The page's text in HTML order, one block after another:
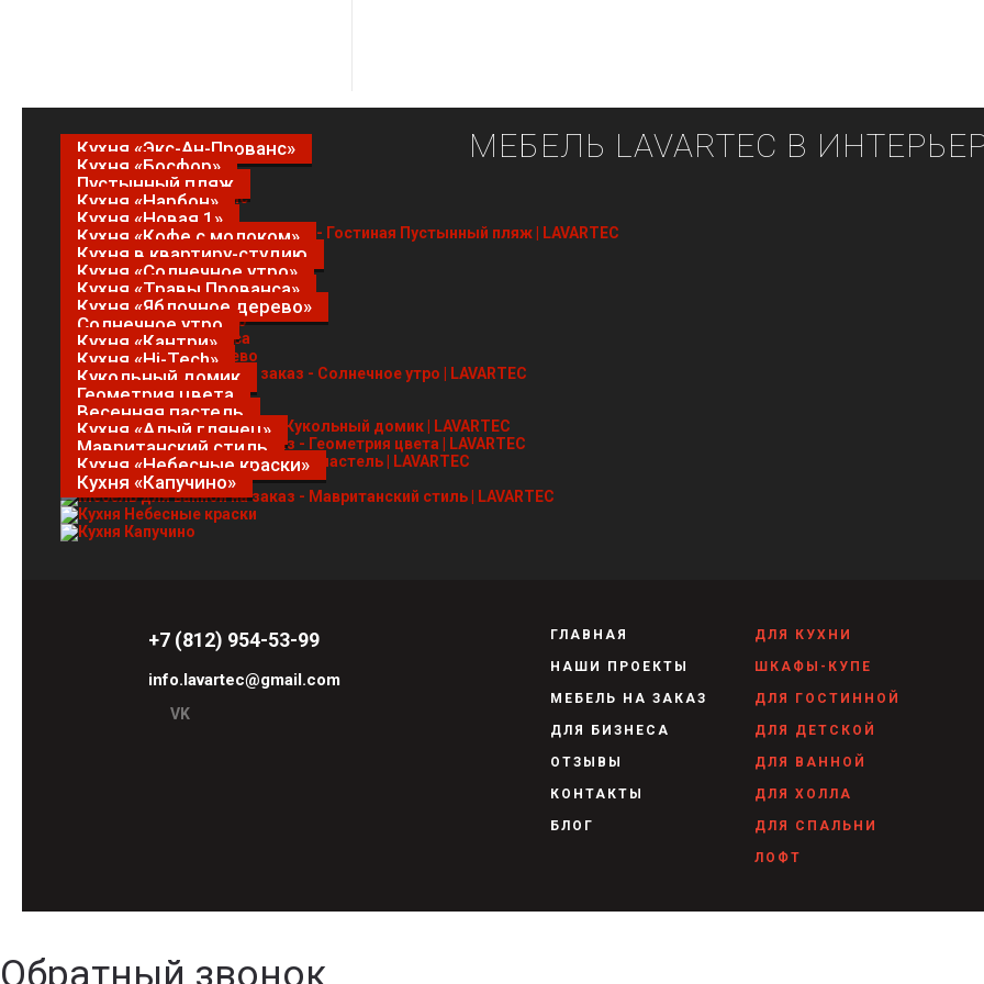
МЕБЕЛЬ LAVARTEC В
Кухня «Экс-Ан-Прованс»
Кухня «Босфор»
Пустынный пляж
Кухня «Нарбон»
Кухня «Новая 1»
Кухня «Кофе с молоком»
Кухня в квартиру-студию
Кухня «Солнечное утро»
Кухня «Травы Прованса»
Кухня «Яблочное дерево»
Солнечное утро
Кухня «Кантри»
Кухня «Hi-Tech»
Кукольный домик
Геометрия цвета
Весенняя пастель
Кухня «Алый глянец»
Мавританский стиль
Кухня «Небесные краски»
Кухня «Капучино»
+7 (812) 954-53-99
info.lavartec@gmail.com
VK
ГЛАВНАЯ
НАШИ ПРОЕКТЫ
МЕБЕЛЬ НА ЗАКАЗ
ДЛЯ БИЗНЕСА
ОТЗЫВЫ
КОНТАКТЫ
БЛОГ
ДЛЯ КУХНИ
ШКАФЫ-КУПЕ
ДЛЯ ГОСТИННОЙ
ДЛЯ ДЕТСКОЙ
ДЛЯ ВАННОЙ
ДЛЯ ХОЛЛА
ДЛЯ СПАЛЬНИ
ЛОФТ
Обратный звонок